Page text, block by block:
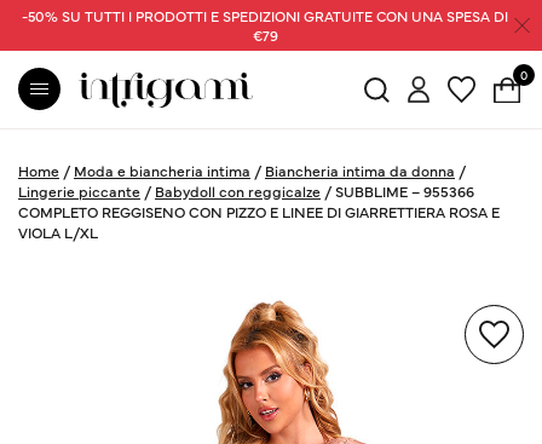
-50% SU TUTTI I PRODOTTI E SPEDIZIONI GRATUITE CON UNA SPESA DI
€79
0
Home / Moda e biancheria intima / Biancheria intima da donna /
Lingerie piccante / Babydoll con reggicalze /SUBBLIME – 955366
COMPLETO REGGISENO CON PIZZO E LINEE DI GIARRETTIERA ROSA E
VIOLA L/XL